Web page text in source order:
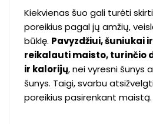
Kiekvienas šuo gali turėti
poreikius pagal jų amžių,
būklę. Pavyzdžiui, šuniukai
reikalauti maisto, turinčio
ir kalorijų, nei vyresni šunys
šunys. Taigi, svarbu
poreikius pasirenkant maistą.